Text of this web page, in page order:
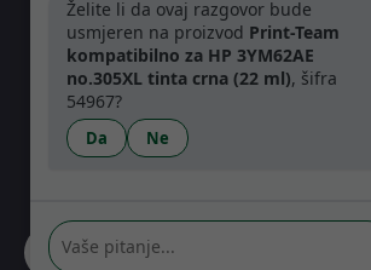
Pet: 08:30 - 16:00h
Želite li da ovaj razgovor bude
usmjeren na proizvod Print-Team
kompatibilno za HP 3YM62AE
no.305XL tinta crna (22 ml), šifra
54967?
Da Ne